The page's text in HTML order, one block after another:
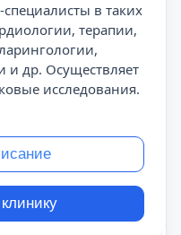
в таких
терапии,
и др. Осуществляет
исследования.